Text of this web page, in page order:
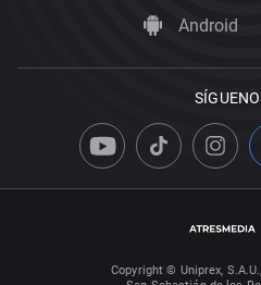
Android
Copyright © Uniprex,